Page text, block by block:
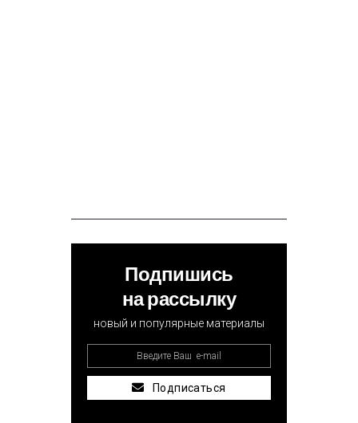
Подпишись
на рассылку
новый и популярные материалы
Подписаться